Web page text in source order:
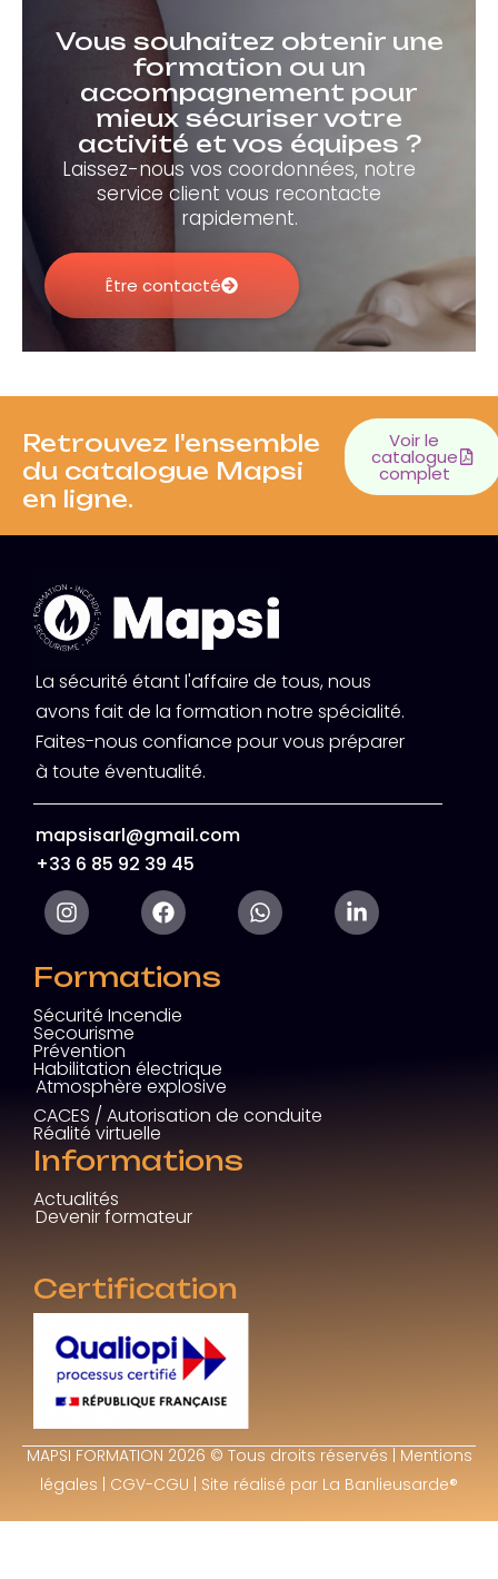
Vous souhaitez obtenir une
formation ou un
accompagnement pour
mieux sécuriser votre
activité et vos équipes ?
Laissez-nous vos coordonnées, notre
service client vous recontacte
rapidement.
Être contacté
Retrouvez l'ensemble
du catalogue Mapsi
en ligne.
Voir le
catalogue
complet
La sécurité étant l'affaire de tous, nous
avons fait de la formation notre spécialité.
Faites-nous confiance pour vous préparer
à toute éventualité.
mapsisarl@gmail.com
+33 6 85 92 39 45
Formations
Sécurité Incendie
Secourisme
Prévention
Habilitation électrique
Atmosphère explosive
CACES / Autorisation de conduite
Réalité virtuelle
Informations
Actualités
Devenir formateur
Certification
MAPSI FORMATION 2026 © Tous droits réservés | Mentions
légales
CGV-CGU | Site réalisé par La Banlieusarde®